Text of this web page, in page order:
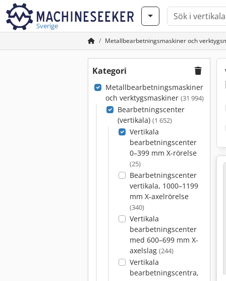
Sverige
Metallbearbetningsmaskiner och
Kategori
Metallbearbetningsmaskiner
och verktygsmaskiner (31 994)
Bearbetningscenter
(vertikala) (1 652)
Vertikala
bearbetningscenter
0–399 mm X-rörelse
(25)
Bearbetningscenter
vertikala, 1000–1199
mm X-axelrörelse
(340)
Vertikala
bearbetningscenter
med 600–699 mm X-
axelslag (244)
Vertikala
bearbetningscentra,